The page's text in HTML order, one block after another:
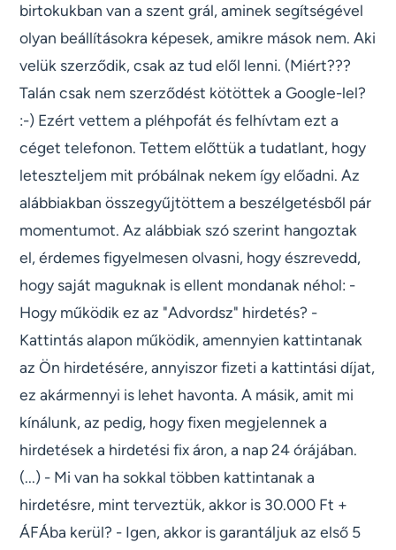
birtokukban van a szent grál, aminek segítségével
olyan beállításokra képesek, amikre mások nem. Aki
velük szerződik, csak az tud elől lenni. (Miért???
Talán csak nem szerződést kötöttek a Google-lel?
:-) Ezért vettem a pléhpofát és felhívtam ezt a
céget telefonon. Tettem előttük a tudatlant, hogy
leteszteljem mit próbálnak nekem így előadni. Az
alábbiakban összegyűjtöttem a beszélgetésből pár
momentumot. Az alábbiak szó szerint hangoztak
el, érdemes figyelmesen olvasni, hogy észrevedd,
hogy saját maguknak is ellent mondanak néhol: -
Hogy működik ez az "Advordsz" hirdetés? -
Kattintás alapon működik, amennyien kattintanak
az Ön hirdetésére, annyiszor fizeti a kattintási díjat,
ez akármennyi is lehet havonta. A másik, amit mi
kínálunk, az pedig, hogy fixen megjelennek a
hirdetések a hirdetési fix áron, a nap 24 órájában.
(...) - Mi van ha sokkal többen kattintanak a
hirdetésre, mint terveztük, akkor is 30.000 Ft +
ÁFÁba kerül? - Igen, akkor is garantáljuk az első 5